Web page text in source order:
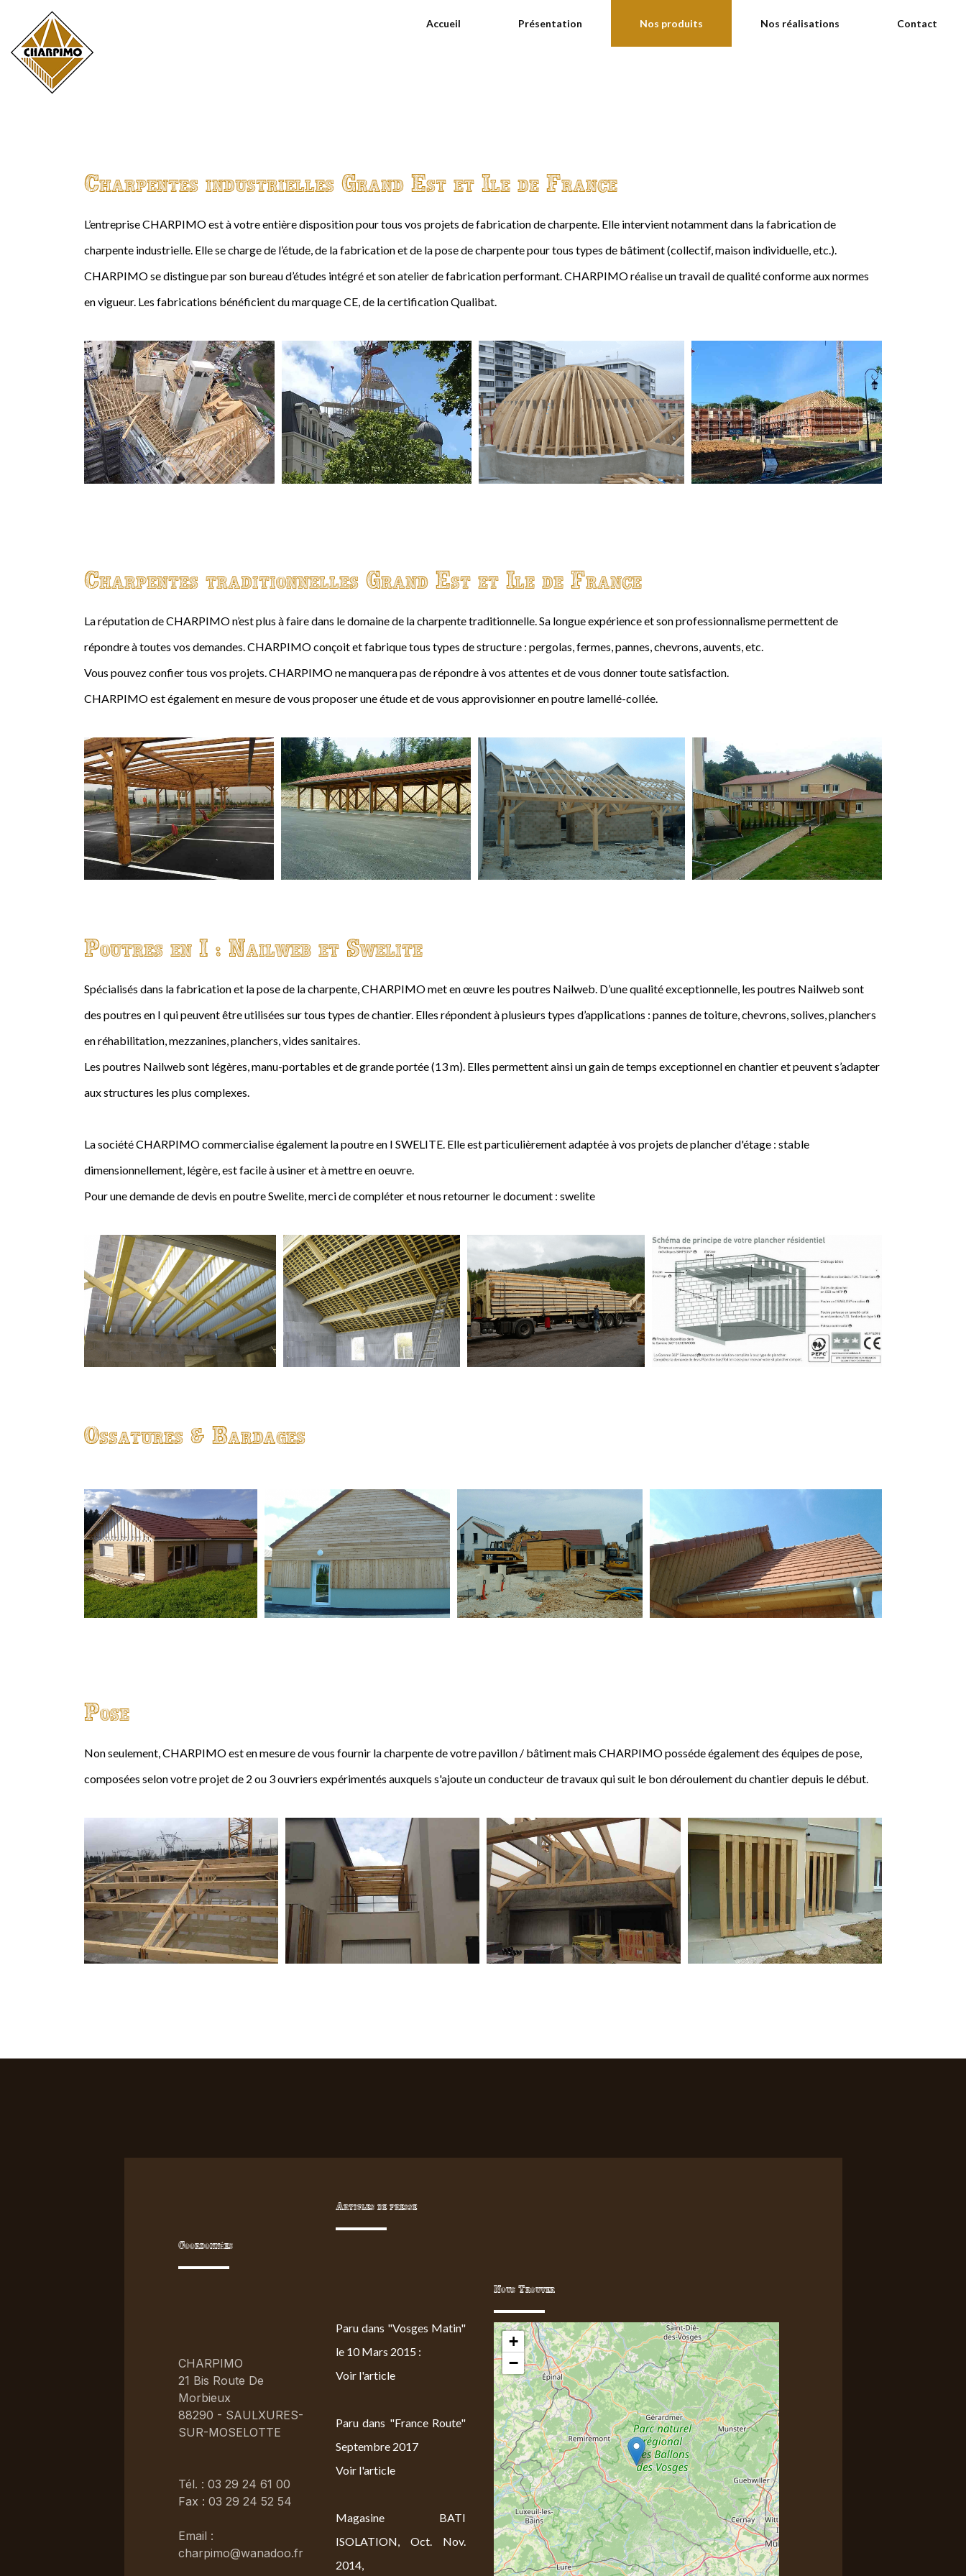
Accueil Présentation Nos produits Nos réalisations Contact
Charpentes industrielles Grand Est et Ile de France
L’entreprise CHARPIMO est à votre entière disposition pour tous vos projets de fabrication de charpente. Elle intervient notamment dans la fabrication de
charpente industrielle. Elle se charge de l’étude, de la fabrication et de la pose de charpente pour tous types de bâtiment (collectif, maison individuelle, etc.).
CHARPIMO se distingue par son bureau d’études intégré et son atelier de fabrication performant. CHARPIMO réalise un travail de qualité conforme aux normes
en vigueur. Les fabrications bénéficient du marquage CE, de la certification Qualibat.
Charpentes traditionnelles Grand Est et Ile de France
La réputation de CHARPIMO n’est plus à faire dans le domaine de la charpente traditionnelle. Sa longue expérience et son professionnalisme permettent de
répondre à toutes vos demandes. CHARPIMO conçoit et fabrique tous types de structure : pergolas, fermes, pannes, chevrons, auvents, etc.
Vous pouvez confier tous vos projets. CHARPIMO ne manquera pas de répondre à vos attentes et de vous donner toute satisfaction.
CHARPIMO est également en mesure de vous proposer une étude et de vous approvisionner en poutre lamellé-collée.
Poutres en I : Nailweb et Swelite
Spécialisés dans la fabrication et la pose de la charpente, CHARPIMO met en œuvre les poutres Nailweb. D’une qualité exceptionnelle, les poutres Nailweb sont
des poutres en I qui peuvent être utilisées sur tous types de chantier. Elles répondent à plusieurs types d’applications : pannes de toiture, chevrons, solives, planchers
en réhabilitation, mezzanines, planchers, vides sanitaires.
Les poutres Nailweb sont légères, manu-portables et de grande portée (13 m). Elles permettent ainsi un gain de temps exceptionnel en chantier et peuvent s’adapter
aux structures les plus complexes.
La société CHARPIMO commercialise également la poutre en I SWELITE. Elle est particulièrement adaptée à vos projets de plancher d'étage : stable
dimensionnellement, légère, est facile à usiner et à mettre en oeuvre.
Pour une demande de devis en poutre Swelite, merci de compléter et nous retourner le document : swelite
Ossatures & Bardages
Pose
Non seulement, CHARPIMO est en mesure de vous fournir la charpente de votre pavillon / bâtiment mais CHARPIMO posséde également des équipes de pose,
composées selon votre projet de 2 ou 3 ouvriers expérimentés auxquels s'ajoute un conducteur de travaux qui suit le bon déroulement du chantier depuis le début.
Coordonnées
CHARPIMO
21 Bis Route De
Morbieux
88290 - SAULXURES-
SUR-MOSELOTTE
Tél. : 03 29 24 61 00
Fax : 03 29 24 52 54
Email :
charpimo@wanadoo.fr
Articles de presse
Paru dans "Vosges Matin"
le 10 Mars 2015 :
Voir l'article
Paru dans "France Route"
Septembre 2017
Voir l'article
Magasine BATI
ISOLATION, Oct. Nov.
2014,
Nous Trouver
+
−